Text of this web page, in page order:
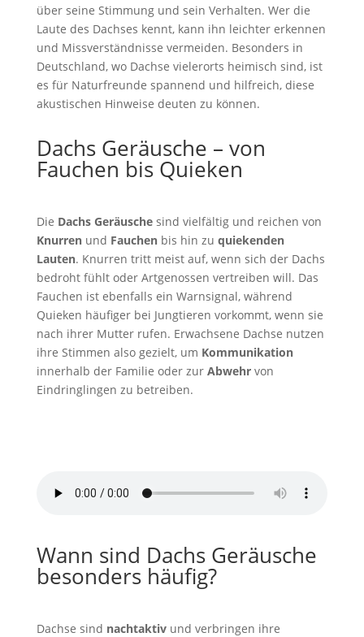
über seine Stimmung und sein Verhalten. Wer die
Laute des Dachses kennt, kann ihn leichter erkennen
und Missverständnisse vermeiden. Besonders in
Deutschland, wo Dachse vielerorts heimisch sind, ist
es für Naturfreunde spannend und hilfreich, diese
akustischen Hinweise deuten zu können.
Dachs Geräusche – von
Fauchen bis Quieken
Die Dachs Geräuschesind vielfältig und reichen von
Knurrenund Fauchenbis hin zu quiekenden
Lauten. Knurren tritt meist auf, wenn sich der Dachs
bedroht fühlt oder Artgenossen vertreiben will. Das
Fauchen ist ebenfalls ein Warnsignal, während
Quieken häufiger bei Jungtieren vorkommt, wenn sie
nach ihrer Mutter rufen. Erwachsene Dachse nutzen
ihre Stimmen also gezielt, um Kommunikation
innerhalb der Familie oder zur Abwehrvon
Eindringlingen zu betreiben.
Wann sind Dachs Geräusche
besonders häufig?
Dachse sind nachtaktivund verbringen ihre